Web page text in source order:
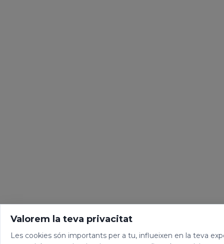
Valorem la teva privacitat
Les cookies són importants per a tu, influeixen en la teva